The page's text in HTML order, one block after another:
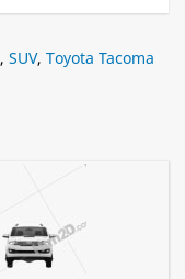
, SUV, Toyota Tacoma